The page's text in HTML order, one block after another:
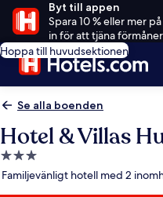
Byt till appen
Spara 10 % eller mer
in för att tjäna förmåner
Hoppa till huvudsektionen
Se alla boenden
Hotel & Villas
3.0-
stjärnigt
Familjevänligt hotell med 2